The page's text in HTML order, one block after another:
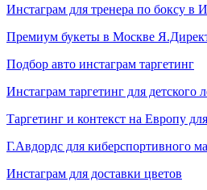
Инстаграм для тренера по боксу в
Премиум букеты в Москве
Подбор авто инстаграм таргетинг
Инстаграм таргетинг для детского
Таргетинг и контекст на Европу
Г.Авдордс для киберспортивного
Инстаграм для доставки цветов